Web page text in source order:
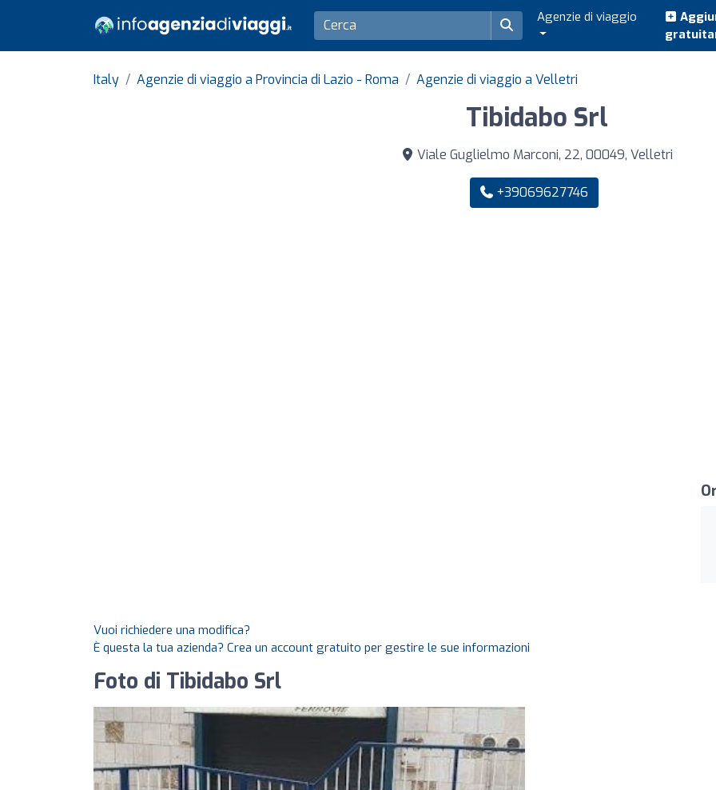
Agenzie di viaggio
Italy Agenzie di viaggio a Provincia di Lazio - Roma Agenzie di viaggio a Velletri
Tibidabo Srl
Viale Guglielmo Marconi, 22, 00049, Velletri
+39069627746
Vuoi richiedere una modifica?
È questa la tua azienda? Crea un account gratuito per gestire le sue informazioni
Foto di Tibidabo Srl